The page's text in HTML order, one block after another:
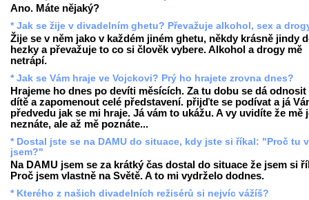
Ano. Máte nějaký?
* Jak se žije v divadelním ghetu? Převažuje alkohol, sex a
Žije se v něm jako v každém jiném ghetu, někdy krásně jindy
hezky a převažuje to co si člověk vybere. Alkohol a drogy mě
netrápí.
* Jak se Vám hraje ve Vojckovi? Prý ho hrajete zrovna dnes?
Hrajeme ho dnes po devíti měsících. Za tu dobu se dá odnosit
dítě a zapomenout celé představení. přijďte se podívat a já
předvedu jak se mi hraje. Já vám to ukážu. A vy uvidíte že mě
neznáte, ale až mě poznáte...
* Dostal jste se na DAMU do situace, kdy jste si říkal: "Proč tu
jsem?"
Na DAMU jsem se za krátký čas dostal do situace že jsem si
Proč jsem vlastně na Světě. A to mi vydrželo dodnes.
* Kterého z našich divadelních režisérů si nejvíc vážíš?